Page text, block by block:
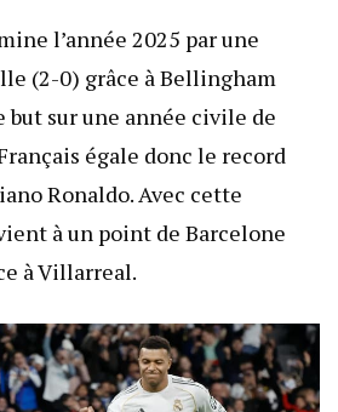
l’année 2025 par une
(2-0) grâce à Bellingham
but sur une année civile de
égale donc le record
Ronaldo. Avec cette
à un point de Barcelone
à Villarreal.